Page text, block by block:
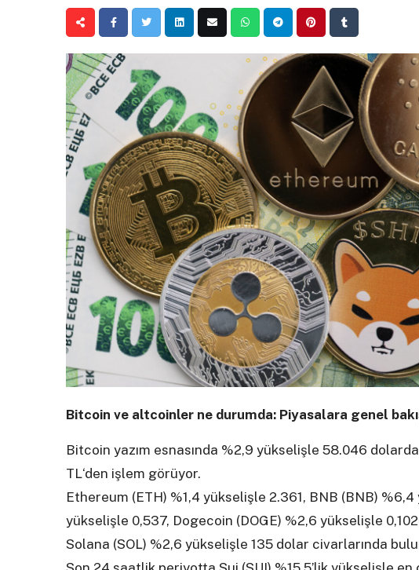
Bitcoin ve altcoinler ne durumda: Piyasalara genel
Bitcoin yazım esnasında %2,9 yükselişle 58.046
TL‘den işlem görüyor.
Ethereum (ETH) %1,4 yükselişle 2.361, BNB (BNB)
yükselişle 0,537, Dogecoin (DOGE) %2,6 yükselişle
Solana (SOL) %2,6 yükselişle 135 dolar civarlarında